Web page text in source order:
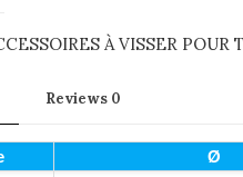
À VISSER POUR
Reviews 0
Ø